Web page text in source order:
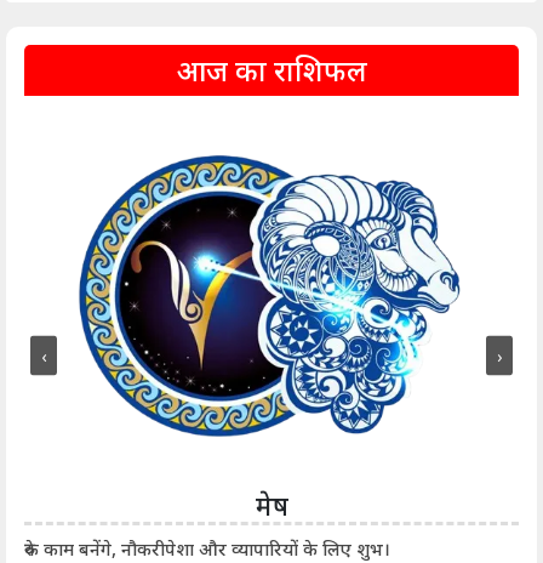
आज का राशिफल
मेष
रुके काम बनेंगे, नौकरीपेशा और व्यापारियों के लिए शुभ।
‹ ›